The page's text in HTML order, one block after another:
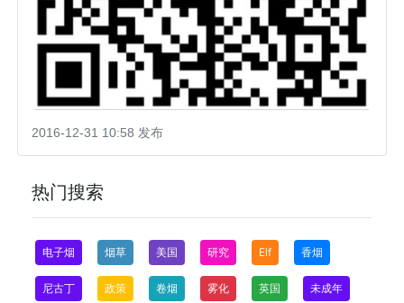
2016-12-31 10:58 发布
热门搜索
电子烟 烟草 美国 研究 Elf 香烟
尼古丁 政策 卷烟 雾化 英国 未成年